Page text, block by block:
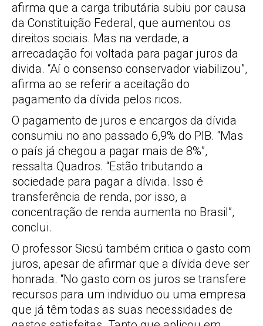
afirma que a carga tributária subiu por causa
da Constituição Federal, que aumentou os
direitos sociais. Mas na verdade, a
arrecadação foi voltada para pagar juros da
divida. “Aí o consenso conservador viabilizou”,
afirma ao se referir a aceitação do
pagamento da dívida pelos ricos.
O pagamento de juros e encargos da dívida
consumiu no ano passado 6,9% do PIB. “Mas
o país já chegou a pagar mais de 8%”,
ressalta Quadros. “Estão tributando a
sociedade para pagar a dívida. Isso é
transferência de renda, por isso, a
concentração de renda aumenta no Brasil”,
conclui.
O professor Sicsú também critica o gasto com
juros, apesar de afirmar que a dívida deve ser
honrada. “No gasto com os juros se transfere
recursos para um individuo ou uma empresa
que já têm todas as suas necessidades de